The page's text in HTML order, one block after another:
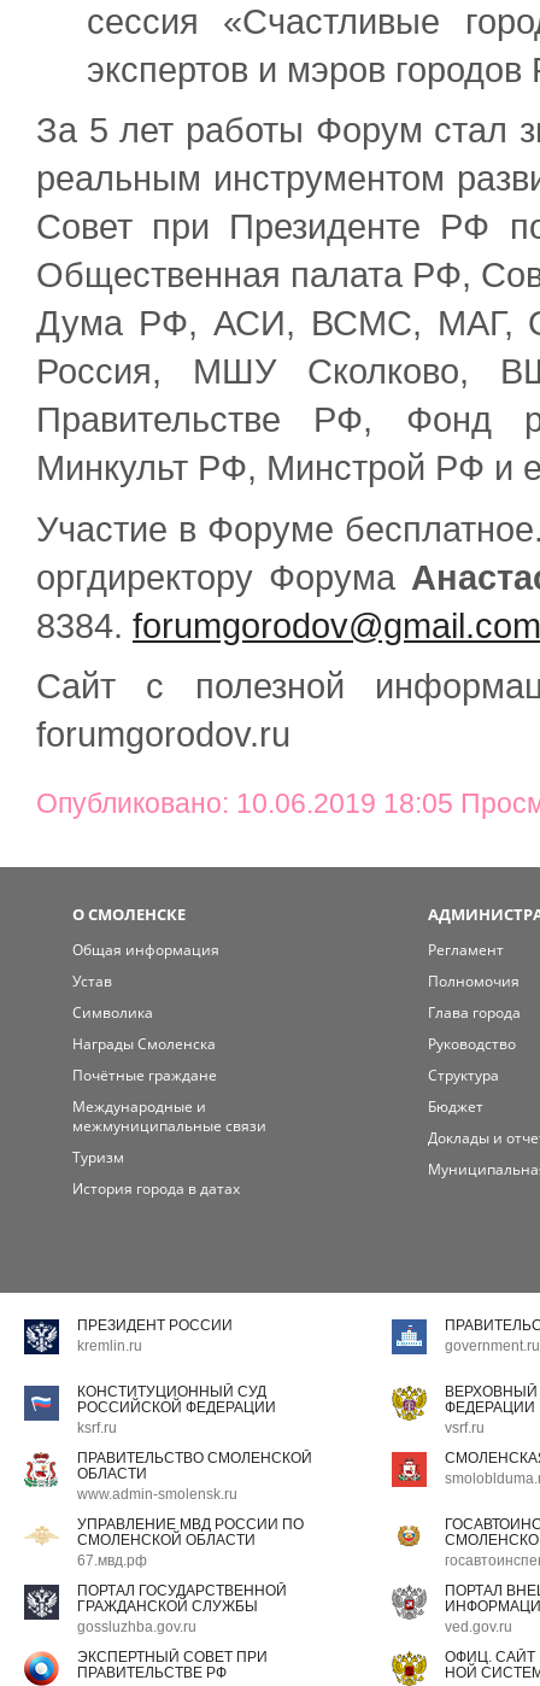
сессия «Счастливые
экспертов и мэров
За 5 лет работы Форум стал
реальным инструментом
Совет при Президенте РФ
Общественная палата РФ,
Дума РФ, АСИ, ВСМС, МАГ,
Россия, МШУ Сколково,
Правительстве РФ, Фонд
Минкульт РФ, Минстрой РФ и
Участие в Форуме
оргдиректору Форума
8384. forumgorodov@gmail.com
Сайт с полезной
forumgorodov.ru
Опубликовано: 10.06.2019 18:05
О СМОЛЕНСКЕ
Общая информация
Устав
Символика
Награды Смоленска
Почётные граждане
Международные и
межмуниципальные связи
Туризм
История города в датах
Регламент
Полномочия
Глава города
Руководство
Структура
Бюджет
Доклады и
ПРЕЗИДЕНТ РОССИИ
kremlin.ru
government.ru
КОНСТИТУЦИОННЫЙ СУД
РОССИЙСКОЙ ФЕДЕРАЦИИ
ksrf.ru
ФЕДЕРАЦИИ
vsrf.ru
ПРАВИТЕЛЬСТВО СМОЛЕНСКОЙ
ОБЛАСТИ
www.admin-smolensk.ru
УПРАВЛЕНИЕ МВД РОССИИ ПО
СМОЛЕНСКОЙ ОБЛАСТИ
67.мвд.рф
ПОРТАЛ ГОСУДАРСТВЕННОЙ
ГРАЖДАНСКОЙ СЛУЖБЫ
gossluzhba.gov.ru
ПОРТАЛ
ved.gov.ru
ЭКСПЕРТНЫЙ СОВЕТ ПРИ
ПРАВИТЕЛЬСТВЕ РФ
ОФИЦ.
НОЙ